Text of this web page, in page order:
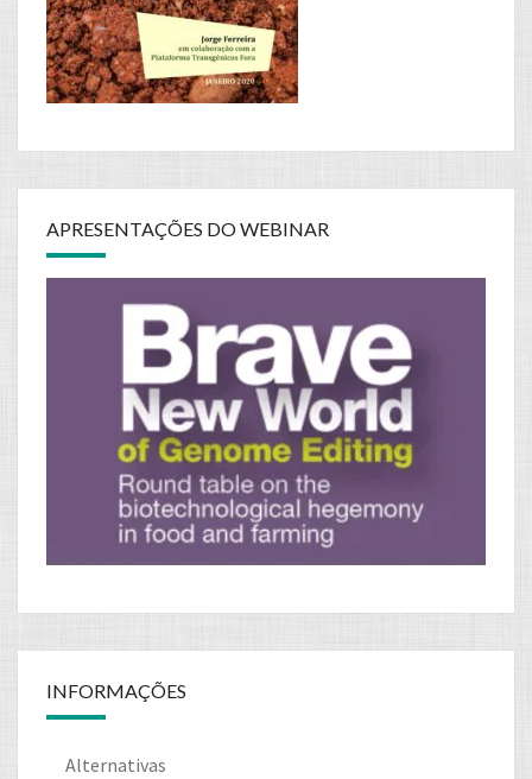
APRESENTAÇÕES DO WEBINAR
INFORMAÇÕES
Alternativas